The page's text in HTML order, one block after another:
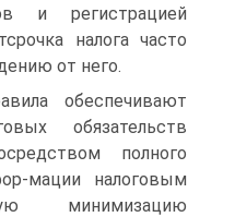
и регистрацией
налога часто
от него.
обеспечивают
обязательств
полного
мации налоговым
минимизацию